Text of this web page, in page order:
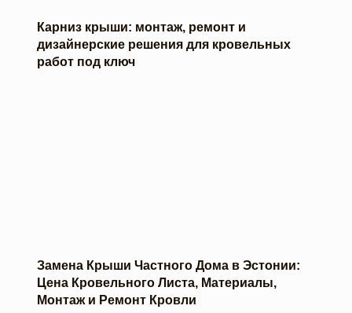
Карниз крыши: монтаж, ремонт и
дизайнерские решения для кровельных
работ под ключ
Замена Крыши Частного Дома в Эстонии:
Цена Кровельного Листа, Материалы,
Монтаж и Ремонт Кровли